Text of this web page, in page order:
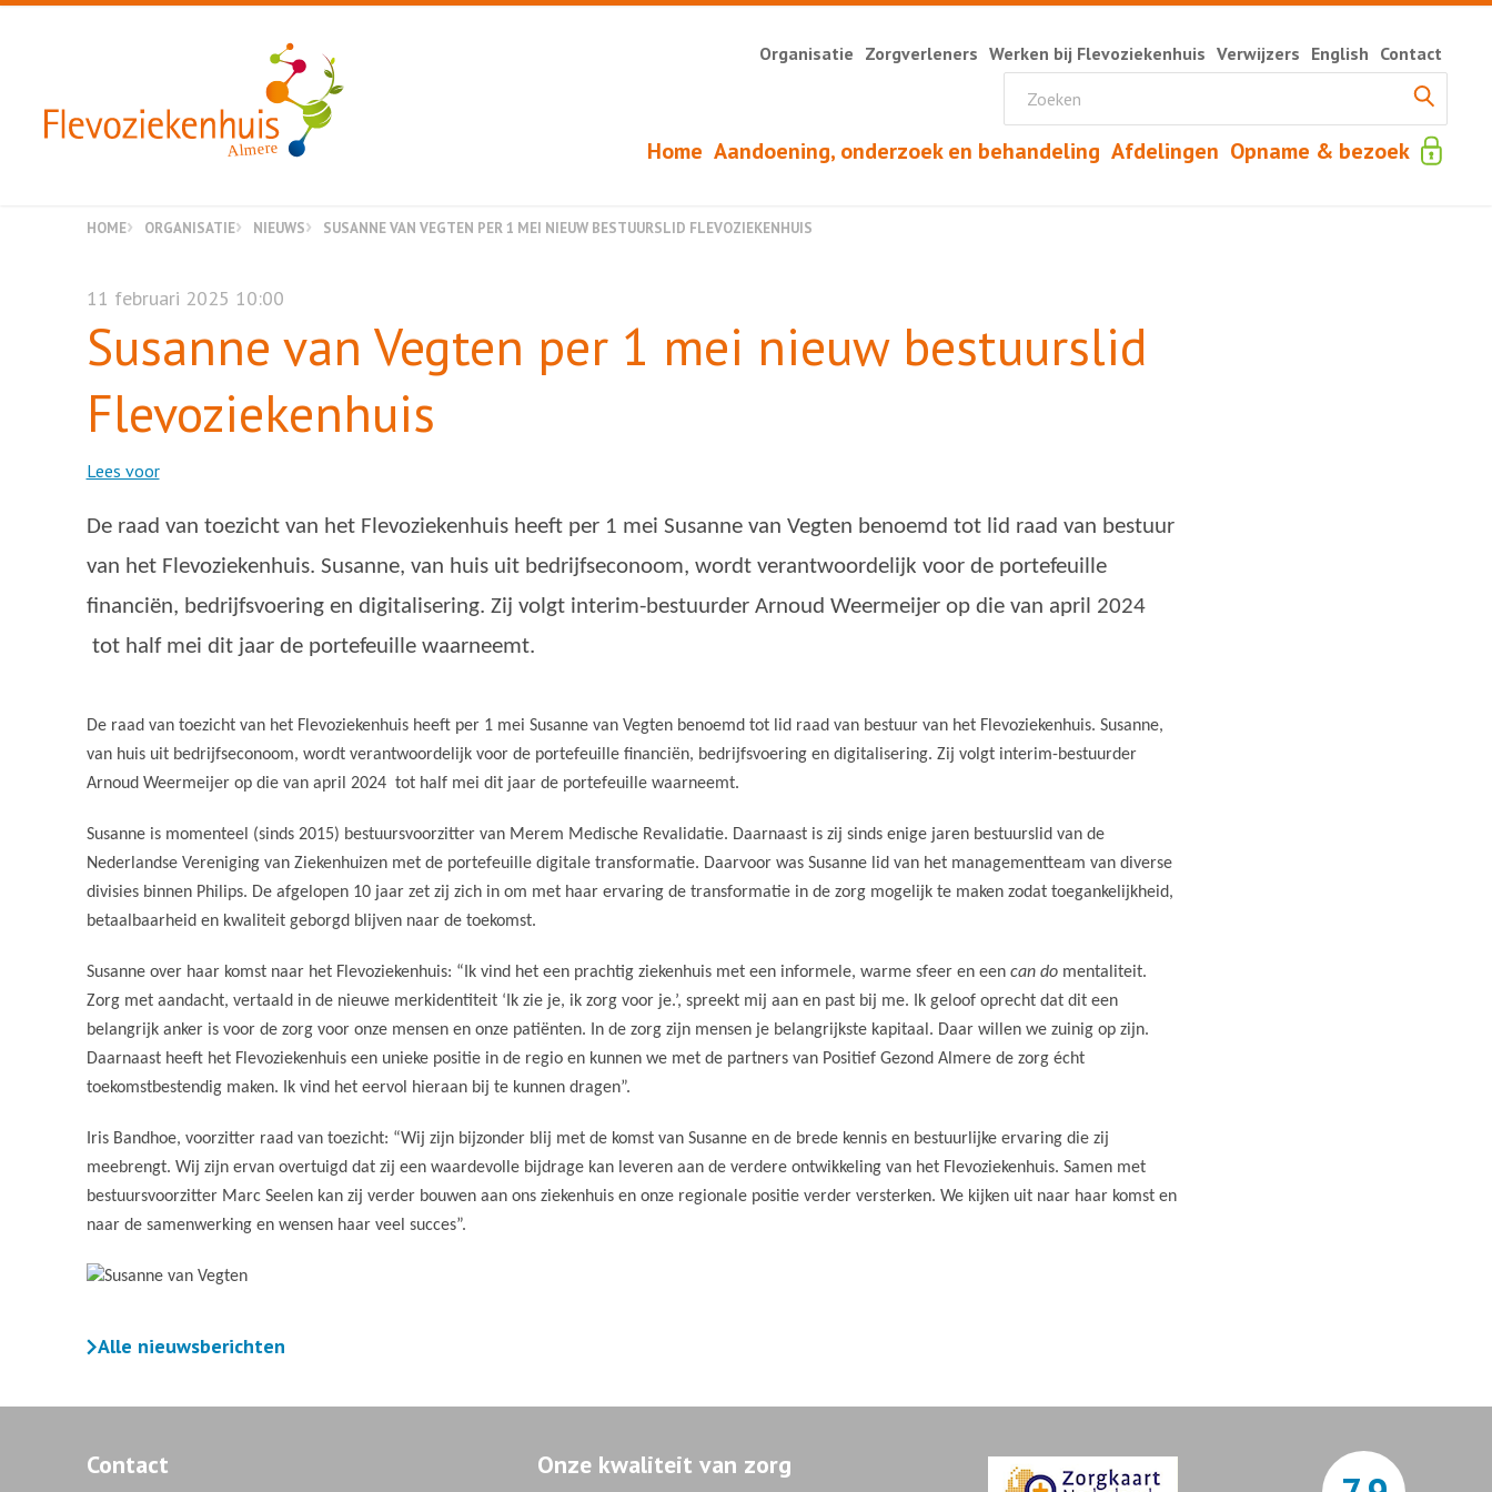
Almere Home Aandoening, onderzoek en behandeling Afdelingen Opname & bezoek
Organisatie Zorgverleners Werken bij Flevoziekenhuis Verwijzers English Contact
HOME ORGANISATIE NIEUWS SUSANNE VAN VEGTEN PER 1 MEI NIEUW BESTUURSLID FLEVOZIEKENHUIS
11 februari 2025 10:00
Susanne van Vegten per 1 mei nieuw bestuurslid
Flevoziekenhuis
Lees voor
De raad van toezicht van het Flevoziekenhuis heeft per 1 mei Susanne van Vegten benoemd tot lid raad van bestuur
van het Flevoziekenhuis. Susanne, van huis uit bedrijfseconoom, wordt verantwoordelijk voor de portefeuille
financiën, bedrijfsvoering en digitalisering. Zij volgt interim-bestuurder Arnoud Weermeijer op die van april 2024
tot half mei dit jaar de portefeuille waarneemt.
De raad van toezicht van het Flevoziekenhuis heeft per 1 mei Susanne van Vegten benoemd tot lid raad van bestuur van het Flevoziekenhuis. Susanne,
van huis uit bedrijfseconoom, wordt verantwoordelijk voor de portefeuille financiën, bedrijfsvoering en digitalisering. Zij volgt interim-bestuurder
Arnoud Weermeijer op die van april 2024 tot half mei dit jaar de portefeuille waarneemt.
Susanne is momenteel (sinds 2015) bestuursvoorzitter van Merem Medische Revalidatie. Daarnaast is zij sinds enige jaren bestuurslid van de
Nederlandse Vereniging van Ziekenhuizen met de portefeuille digitale transformatie. Daarvoor was Susanne lid van het managementteam van diverse
divisies binnen Philips. De afgelopen 10 jaar zet zij zich in om met haar ervaring de transformatie in de zorg mogelijk te maken zodat toegankelijkheid,
betaalbaarheid en kwaliteit geborgd blijven naar de toekomst.
Susanne over haar komst naar het Flevoziekenhuis: “Ik vind het een prachtig ziekenhuis met een informele, warme sfeer en een can domentaliteit.
Zorg met aandacht, vertaald in de nieuwe merkidentiteit ‘Ik zie je, ik zorg voor je.’, spreekt mij aan en past bij me.
Ik geloof oprecht dat dit een
belangrijk anker is voor de zorg voor onze mensen en onze patiënten. In de zorg zijn mensen je belangrijkste kapitaal. Daar willen we zuinig op zijn.
Daarnaast heeft het Flevoziekenhuis een unieke positie in de regio en kunnen we met de partners van Positief Gezond Almere de zorg écht
toekomstbestendig maken. Ik vind het eervol hieraan bij te kunnen dragen”.
Iris Bandhoe, voorzitter raad van toezicht: “Wij zijn bijzonder blij met de komst van Susanne en de brede kennis en bestuurlijke ervaring die zij
meebrengt. Wij zijn ervan overtuigd dat zij een waardevolle bijdrage kan leveren aan de verdere ontwikkeling van het Flevoziekenhuis. Samen met
bestuursvoorzitter Marc Seelen kan zij verder bouwen aan ons ziekenhuis en onze regionale positie verder versterken. We kijken uit naar haar komst en
naar de samenwerking en wensen haar veel succes”.
Alle nieuwsberichten
Contact Onze kwaliteit van zorg